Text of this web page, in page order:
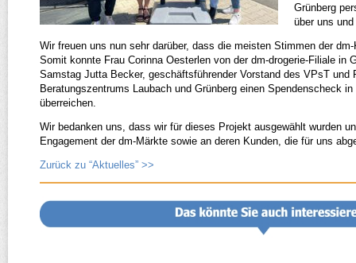
Grünberg
über uns
Wir freuen uns nun sehr darüber, dass die meisten Stimmen der
Somit konnte Frau Corinna Oesterlen von der dm-​drogerie-​Filiale in
Samstag Jutta Becker, geschäftsführender Vorstand des VPsT und
Beratungszentrums Laubach und Grünberg einen Spendenscheck
überreichen.
Wir bedanken uns, dass wir für dieses Projekt ausgewählt wurden
Engagement der dm-​Märkte sowie an deren Kunden, die für uns
Zurück zu “Aktuelles” >>